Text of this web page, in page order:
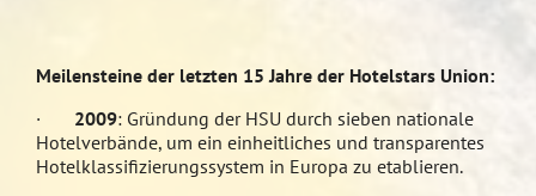
Meilensteine der letzten 15 Jahre der Hotelstars Union:
· 2009: Gründung der HSU durch sieben nationale
Hotelverbände, um ein einheitliches und transparentes
Hotelklassifizierungssystem in Europa zu etablieren.